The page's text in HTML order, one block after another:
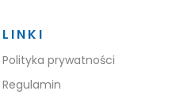
LINKI
Polityka prywatności
Regulamin